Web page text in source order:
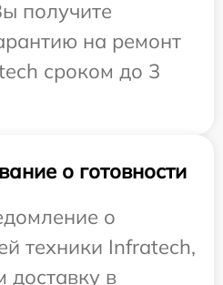
получите
на ремонт
сроком до 3
о готовности
о
техники Infratech,
доставку в